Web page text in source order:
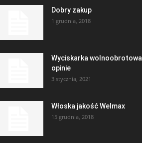
Dobry zakup
1 grudnia, 2018
Wyciskarka wolnoobrotowa
opinie
3 stycznia, 2021
Włoska jakość Welmax
15 grudnia, 2018